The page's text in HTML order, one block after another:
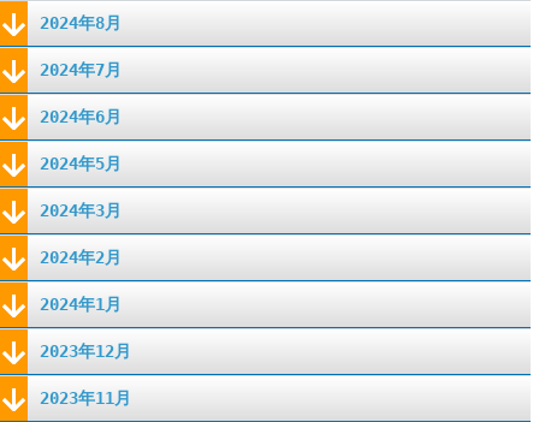
2024年8月
2024年7月
2024年6月
2024年5月
2024年3月
2024年2月
2024年1月
2023年12月
2023年11月